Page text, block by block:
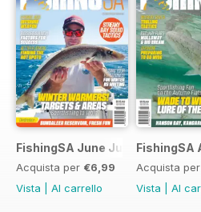
FishingSA June July 2026
Acquista per €6,99
Vista
Al carrello
FishingSA
Acquista per
Vista
Al